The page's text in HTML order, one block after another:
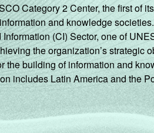
Category 2 Center, the first of
and knowledge
(CI) Sector, one of
the organization’s strategic
the building of information and
includes Latin America and the